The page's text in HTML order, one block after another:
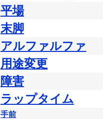
平場
末脚
アルファルファ
用途変更
障害
ラップタイム
手前